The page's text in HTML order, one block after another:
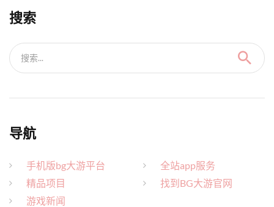
搜索
搜索...
导航
手机版bg大游平台
精品项目
游戏新闻
全站app服务
找到BG大游官网